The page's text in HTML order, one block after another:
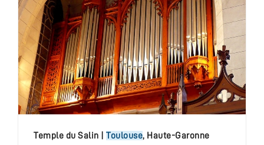
temple du Salin Toulouse, Haute-Garonne